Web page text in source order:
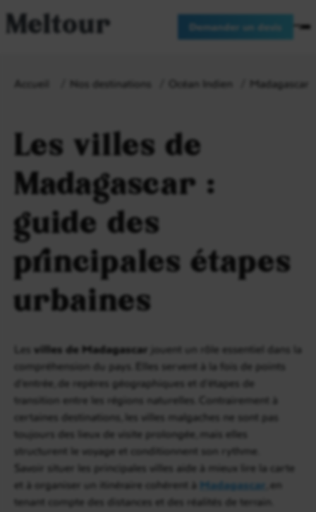
Meltour Demander un devis
Accueil Nos destinations Océan Indien Madagascar
Les villes de
Madagascar :
guide des
principales étapes
urbaines
Les villes de Madagascar jouent un rôle essentiel dans la
compréhension du pays. Elles servent à la fois de points
d’entrée, de repères géographiques et d’étapes de
transition entre les régions naturelles. Contrairement à
certaines destinations, les villes malgaches ne sont pas
toujours des lieux de visite prolongée, mais elles
structurent le voyage et conditionnent son rythme.
Savoir situer les principales villes aide à mieux lire la carte
et à organiser un itinéraire cohérent à Madagascar , en
tenant compte des distances et des réalités de terrain.